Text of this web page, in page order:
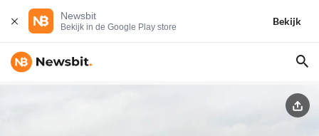
Newsbit
Bekijk in de Google Play store
Bekijk